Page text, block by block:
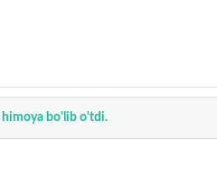
himoya bo'lib o'tdi.